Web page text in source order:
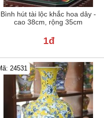
Bình hút tài lộc khắc hoa dây -
cao 38cm, rộng 35cm
1đ
24531